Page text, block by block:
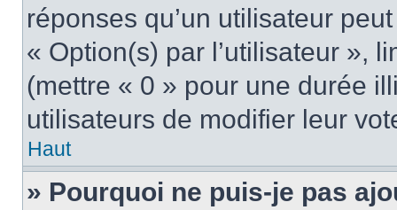
réponses qu’un utilisateur
« Option(s) par l’utilisateur »,
(mettre « 0 » pour une durée
utilisateurs de modifier leur
Haut
» Pourquoi ne puis-je pas